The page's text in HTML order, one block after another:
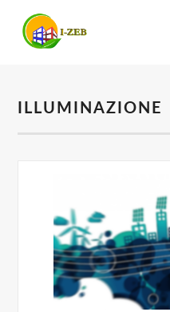
ILLUMINAZIONE